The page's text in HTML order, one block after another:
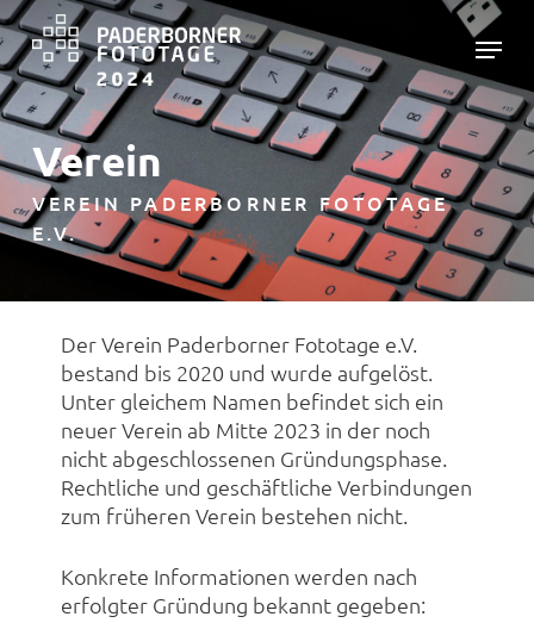
Skip
to
main
content
Menu
Verein
VEREIN PADERBORNER FOTOTAGE
E.V.
Der Verein Paderborner Fototage e.V.
bestand bis 2020 und wurde aufgelöst.
Unter gleichem Namen befindet sich ein
neuer Verein ab Mitte 2023 in der noch
nicht abgeschlossenen Gründungsphase.
Rechtliche und geschäftliche Verbindungen
zum früheren Verein bestehen nicht.
Konkrete Informationen werden nach
erfolgter Gründung bekannt gegeben:
Close
Menu